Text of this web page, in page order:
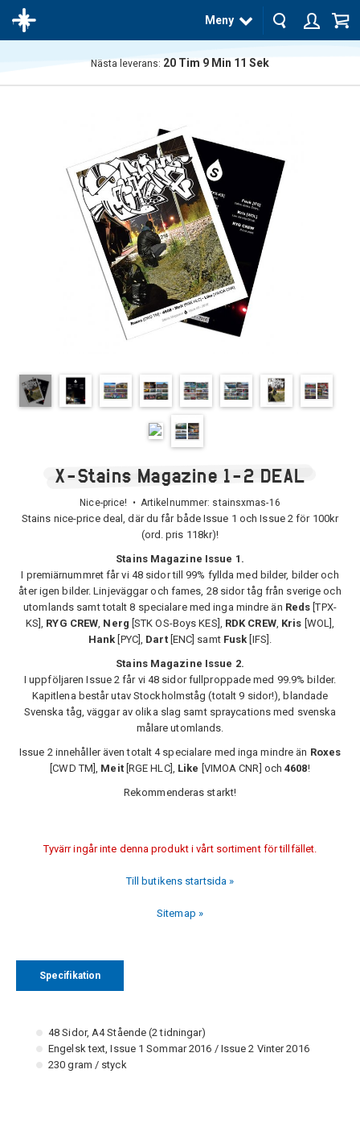
Meny
Nästa leverans: 20 Tim 9 Min 11 Sek
X-Stains Magazine 1-2 DEAL
Nice-price! • Artikelnummer: stainsxmas-16
Stains nice-price deal, där du får både Issue 1 och Issue 2 för 100kr
(ord. pris 118kr)!
Stains Magazine Issue 1.
I premiärnummret får vi 48 sidor till 99% fyllda med bilder, bilder och
åter igen bilder. Linjeväggar och fames, 28 sidor tåg från sverige och
utomlands samt totalt 8 specialare med inga mindre än Reds [TPX-
KS], RYG CREW, Nerg [STK OS-Boys KES], RDK CREW, Kris [WOL],
Hank [PYC], Dart[ENC] samt Fusk [IFS].
Stains Magazine Issue 2.
I uppföljaren Issue 2 får vi 48 sidor fullproppade med 99.9% bilder.
Kapitlena består utav Stockholmståg (totalt 9 sidor!), blandade
Svenska tåg, väggar av olika slag samt spraycations med svenska
målare utomlands.
Issue 2 innehåller även totalt 4 specialare med inga mindre än Roxes
[CWD TM], Meit[RGE HLC], Like [VIMOA CNR] och4608!
Rekommenderas starkt!
Tyvärr ingår inte denna produkt i vårt sortiment för tillfället.
Till butikens startsida »
Sitemap »
Specifikation
48 Sidor, A4 Stående (2 tidningar)
Engelsk text, Issue 1 Sommar 2016 / Issue 2 Vinter 2016
230 gram / styck